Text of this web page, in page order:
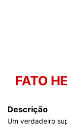
FATO
Descrição
Um verdadeiro